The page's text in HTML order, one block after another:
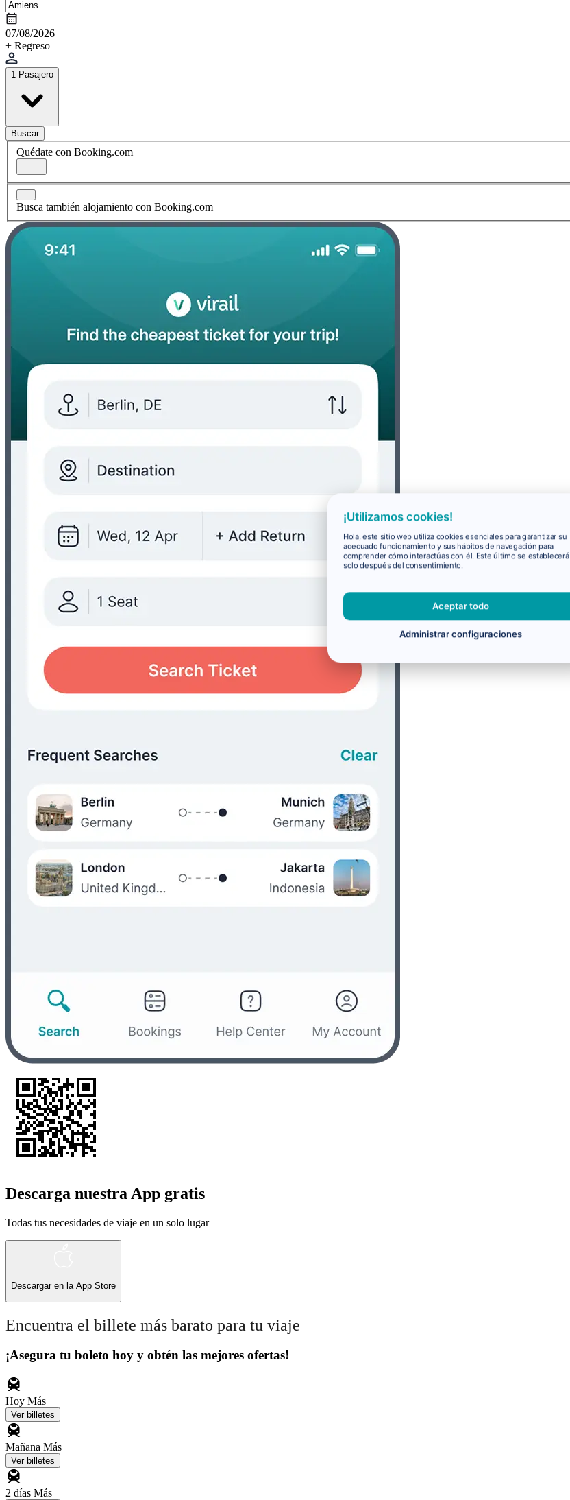
07/08/2026
+ Regreso
1 Pasajero
Buscar
Quédate con Booking.com
Busca también alojamiento con Booking.com
Descarga nuestra App gratis
Todas tus necesidades de viaje en un solo lugar
Descargar en la App Store
Encuentra el billete más barato para tu viaje
¡Asegura tu boleto hoy y obtén las mejores ofertas!
Hoy Más
Ver billetes
Mañana Más
Ver billetes
2 días Más
¡Utilizamos cookies!
Hola, este sitio web utiliza cookies esenciales para garantizar su
adecuado funcionamiento y sus hábitos de navegación para
comprender cómo interactúas con él. Este último se establecerá
solo después del consentimiento.
Aceptar todo
Administrar configuraciones